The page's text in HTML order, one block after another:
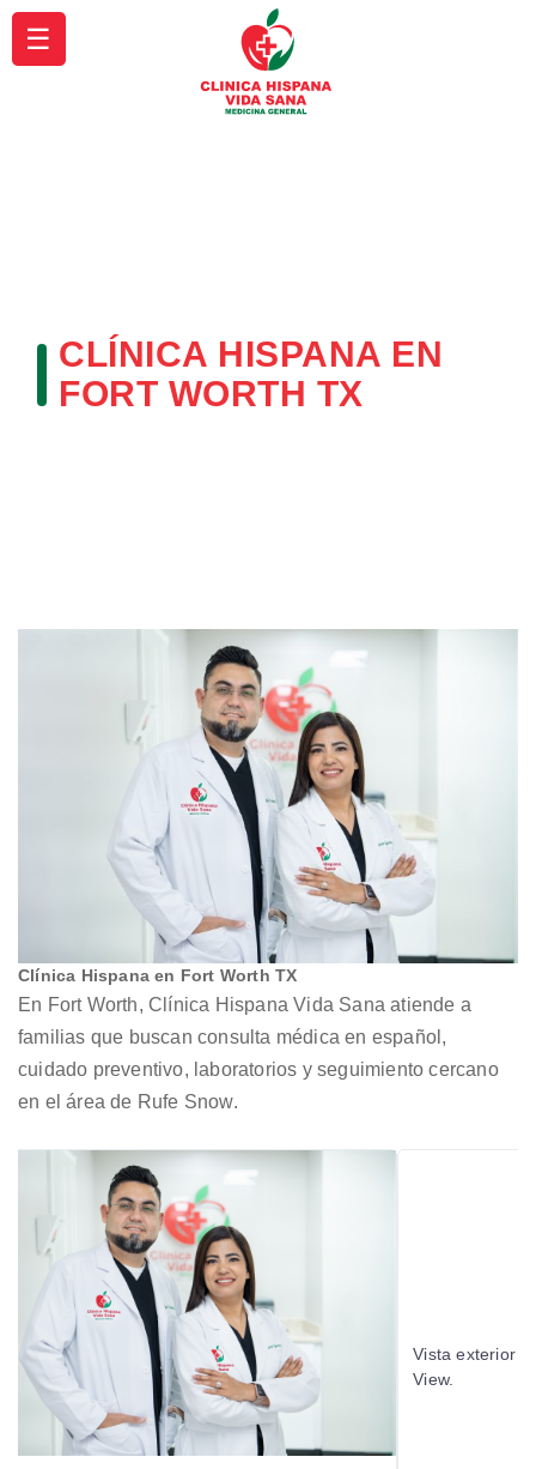
CLÍNICA HISPANA EN
FORT WORTH TX
Clínica Hispana en Fort Worth TX
En Fort Worth, Clínica Hispana Vida Sana atiende a
familias que buscan consulta médica en español,
cuidado preventivo, laboratorios y seguimiento cercano
en el área de Rufe Snow.
Vista exterior
View.
☰